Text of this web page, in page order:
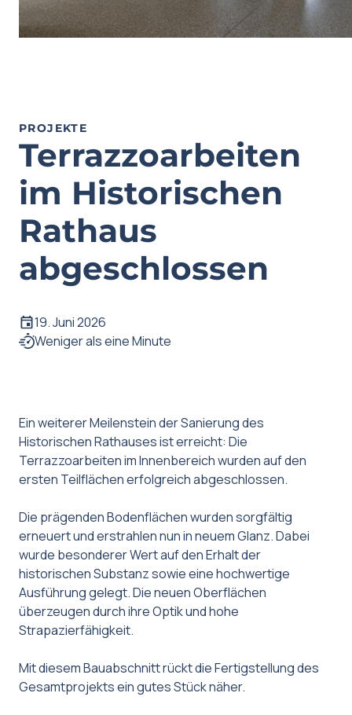
PROJEKTE
Terrazzoarbeiten
im Historischen
Rathaus
abgeschlossen
19. Juni 2026
Weniger als eine Minute
Ein weiterer Meilenstein der Sanierung des
Historischen Rathauses ist erreicht: Die
Terrazzoarbeiten im Innenbereich wurden auf den
ersten Teilflächen erfolgreich abgeschlossen.
Die prägenden Bodenflächen wurden sorgfältig
erneuert und erstrahlen nun in neuem Glanz. Dabei
wurde besonderer Wert auf den Erhalt der
historischen Substanz sowie eine hochwertige
Ausführung gelegt. Die neuen Oberflächen
überzeugen durch ihre Optik und hohe
Strapazierfähigkeit.
Mit diesem Bauabschnitt rückt die Fertigstellung des
Gesamtprojekts ein gutes Stück näher.